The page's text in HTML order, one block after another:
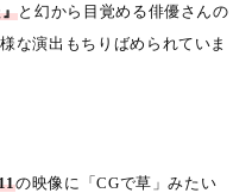
と幻から目覚める俳優さんの
な演出もちりばめられていま
の映像に「CGで草」みたい